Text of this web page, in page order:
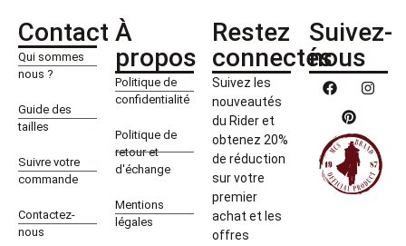
Contact
Qui sommes
nous ?
Guide des
tailles
Suivre votre
commande
Contactez-
nous
À
propos
Politique de
confidentialité
Politique de
retour et
d'échange
Mentions
légales
Restez
connectés
Suivez les
nouveautés
du Rider et
obtenez 20%
de réduction
sur votre
premier
achat et les
offres
Suivez-
nous